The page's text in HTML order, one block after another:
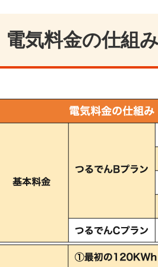
電気料金の仕組